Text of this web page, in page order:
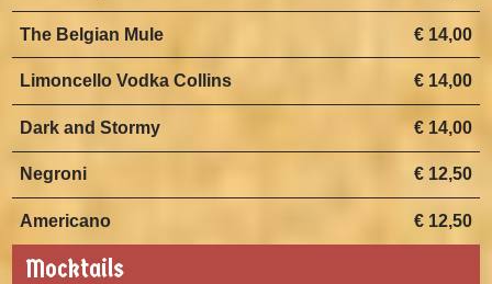
€ 14,00
The Belgian Mule
€ 14,00
Limoncello Vodka Collins
€ 14,00
Dark and Stormy
€ 12,50
Negroni
€ 12,50
Americano
Mocktails